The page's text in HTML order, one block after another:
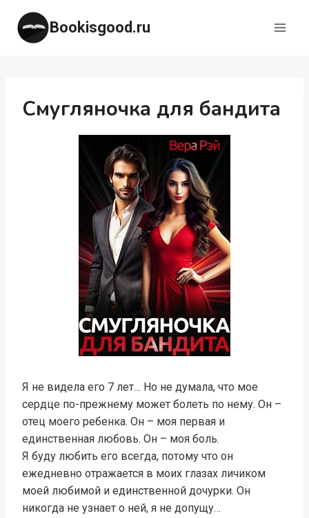
Перейти
содержимому
Bookisgood.ru
Смугляночка для бандита
Я не видела его 7 лет… Но не думала, что мое
сердце по-прежнему может болеть по нему. Он –
отец моего ребенка. Он – моя первая и
единственная любовь. Он – моя боль.
Я буду любить его всегда, потому что он
ежедневно отражается в моих глазах личиком
моей любимой и единственной дочурки. Он
никогда не узнает о ней, я не допущу…